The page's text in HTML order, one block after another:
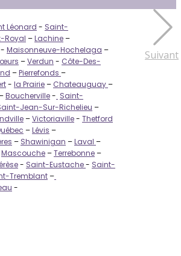
Suivant
Léonard - Saint-
Royal –Lachine –
- Maisonneuve-Hochelaga –
–Verdun - Côte-Des-
–Pierrefonds –
- la Prairie – Chateauguay –
–Boucherville- Saint-
Jean-Sur-Richelieu –
–Victoriaville- Thetford
–Lévis –
– Shawinigan –Laval –
Mascouche –Terrebonne –
- Saint-Eustache- Saint-
Tremblant –
-